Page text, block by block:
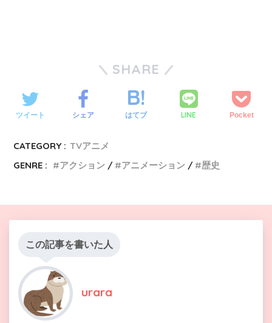
SHARE
ツイート シェア はてブ LINE Pocket
CATEGORY : TVアニメ
GENRE :
アクション アニメーション 歴史
この記事を書いた人
urara